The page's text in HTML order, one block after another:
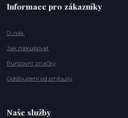
Informace pro zákazníky
O nás
Jak nakupovat
Puncovní značky
Odstoupení od smlouvy
Naše služby